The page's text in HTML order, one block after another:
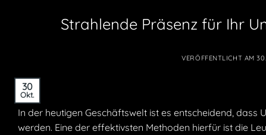
Strahlende Präsenz für Ihr
VERÖFFENTLICHT AM
30
Okt.
In der heutigen Geschäftswelt ist es entscheidend,
werden. Eine der effektivsten Methoden hierfür ist die